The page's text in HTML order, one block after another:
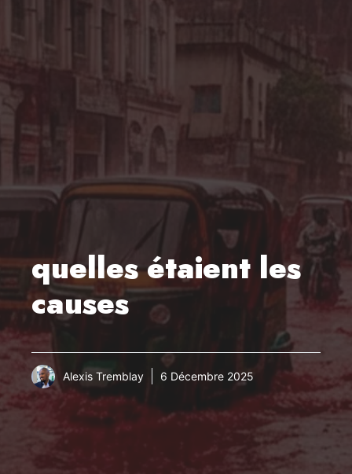
quelles étaient les
causes
Alexis Tremblay 6 Décembre 2025